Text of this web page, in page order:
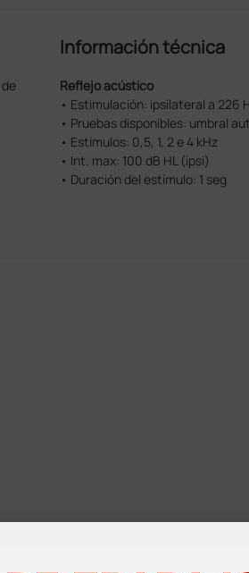
Información técnica
Reflejo acústico
• Estimulación: ipsilateral a 226
• Pruebas disponibles: umbral
• Estímulos: 0,5, 1, 2 e 4 kHz
• Int. max: 100 dB HL (ipsi)
• Duración del estímulo: 1 seg